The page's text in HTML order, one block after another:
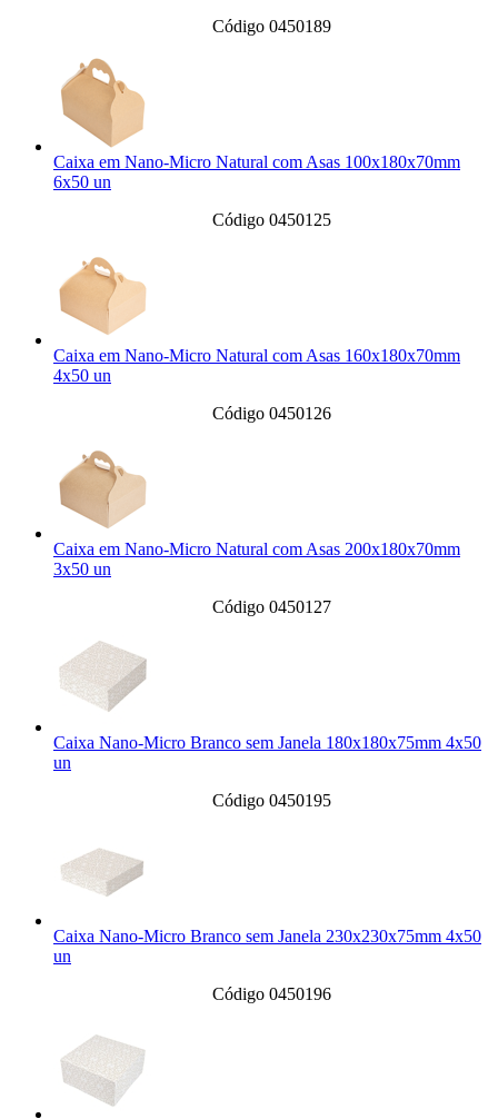
Código 0450189
Caixa em Nano-Micro Natural com Asas 100x180x70mm
6x50 un
Código 0450125
Caixa em Nano-Micro Natural com Asas 160x180x70mm
4x50 un
Código 0450126
Caixa em Nano-Micro Natural com Asas 200x180x70mm
3x50 un
Código 0450127
Caixa Nano-Micro Branco sem Janela 180x180x75mm 4x50
un
Código 0450195
Caixa Nano-Micro Branco sem Janela 230x230x75mm 4x50
un
Código 0450196